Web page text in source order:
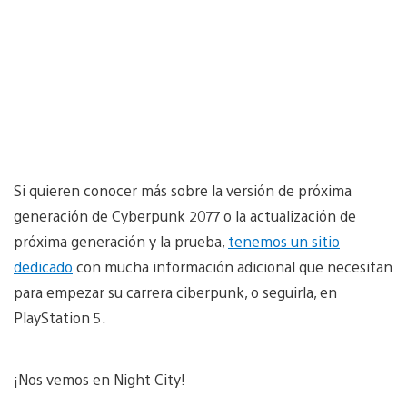
Si quieren conocer más sobre la versión de próxima
generación de Cyberpunk 2077 o la actualización de
próxima generación y la prueba, tenemos un sitio
dedicado con mucha información adicional que necesitan
para empezar su carrera ciberpunk, o seguirla, en
PlayStation 5.
¡Nos vemos en Night City!